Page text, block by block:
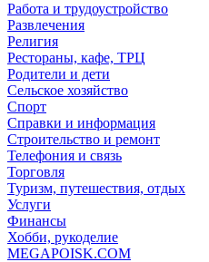
Работа и трудоустройство
Развлечения
Религия
Рестораны, кафе, ТРЦ
Родители и дети
Сельское хозяйство
Спорт
Справки и информация
Строительство и ремонт
Телефония и связь
Торговля
Туризм, путешествия, отдых
Услуги
Финансы
Хобби, рукоделие
MEGAPOISK.COM